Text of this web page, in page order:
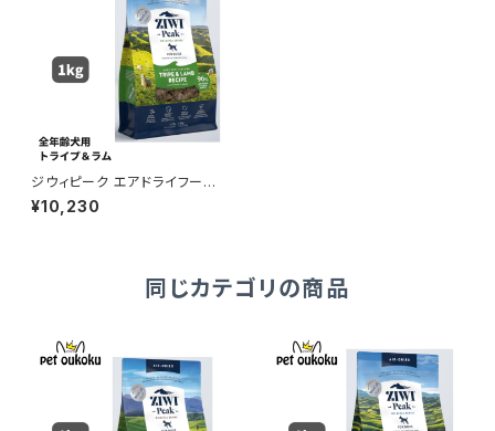
ジウィピーク エアドライフード
トライプ＆ラム 1kg 正規品 942
1016594023
¥10,230
同じカテゴリの商品